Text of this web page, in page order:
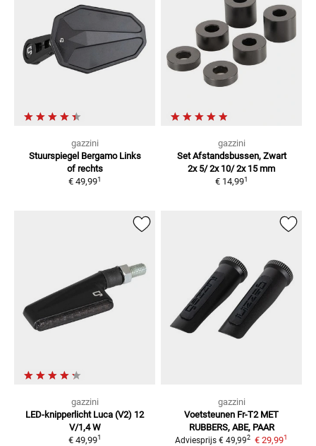
gazzini
Stuurspiegel Bergamo Links
of rechts
€ 49,991
gazzini
Set Afstandsbussen, Zwart
2x 5/ 2x 10/ 2x 15 mm
€ 14,991
gazzini
LED-knipperlicht Luca (V2) 12
V/1,4 W
€ 49,991
gazzini
Voetsteunen Fr-T2 MET
RUBBERS, ABE, PAAR
Adviesprijs € 49,992 € 29,991